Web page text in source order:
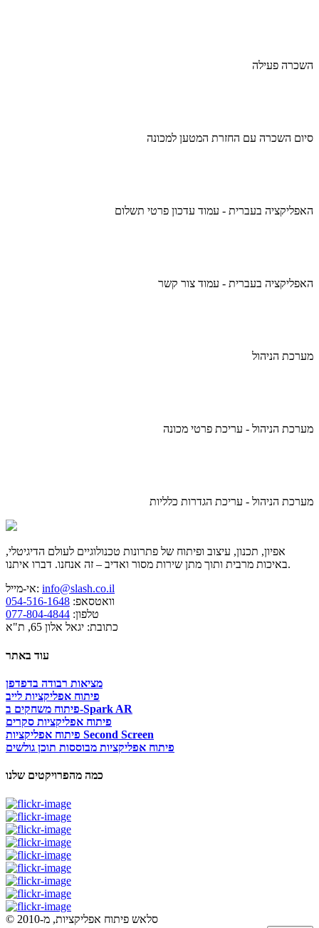
השכרה פעילה
סיום השכרה עם החזרת המטען למכונה
האפליקציה בעברית - עמוד עדכון פרטי תשלום
האפליקציה בעברית - עמוד צור קשר
מערכת הניהול
מערכת הניהול - עריכת פרטי מכונה
מערכת הניהול - עריכת הגדרות כלליות
אפיון, תכנון, עיצוב ופיתוח של פתרונות טכנולוגיים לעולם הדיגיטלי,
באיכות מרבית ותוך מתן שירות מסור ואדיב – זה אנחנו. דברו איתנו.
אי-מייל: info@slash.co.il
וואטסאפ: 054-516-1648
טלפון: 077-804-4844
כתובת: יגאל אלון 65, ת"א
עוד באתר
מציאות רבודה בדפדפן
פיתוח אפליקציות לייב
פיתוח משחקים ב-Spark AR
פיתוח אפליקציות סקרים
פיתוח אפליקציות Second Screen
פיתוח אפליקציות מבוססות תוכן גולשים
כמה מהפרויקטים שלנו
© סלאש פיתוח אפליקציות, מ-2010